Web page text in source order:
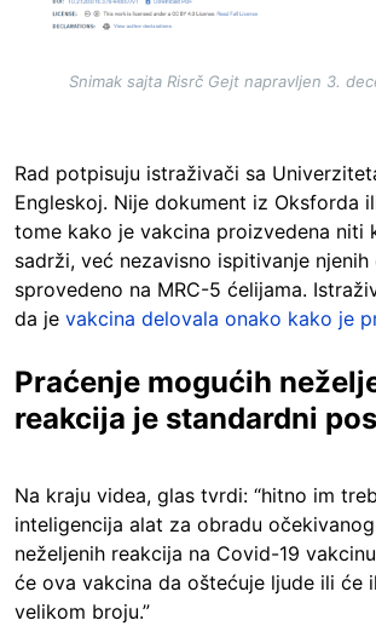
Snimak sajta Risrč Gejt napravljen 3.
Rad potpisuju istraživači sa
Engleskoj. Nije dokument iz Oksforda
tome kako je vakcina proizvedena niti
sadrži, već nezavisno ispitivanje
sprovedeno na MRC-5 ćelijama.
da je vakcina delovala onako kako je
Praćenje mogućih
reakcija je standardni
Na kraju videa, glas tvrdi: “hitno im
inteligencija alat za obradu
neželjenih reakcija na Covid-19
će ova vakcina da oštećuje ljude ili će
velikom broju.”